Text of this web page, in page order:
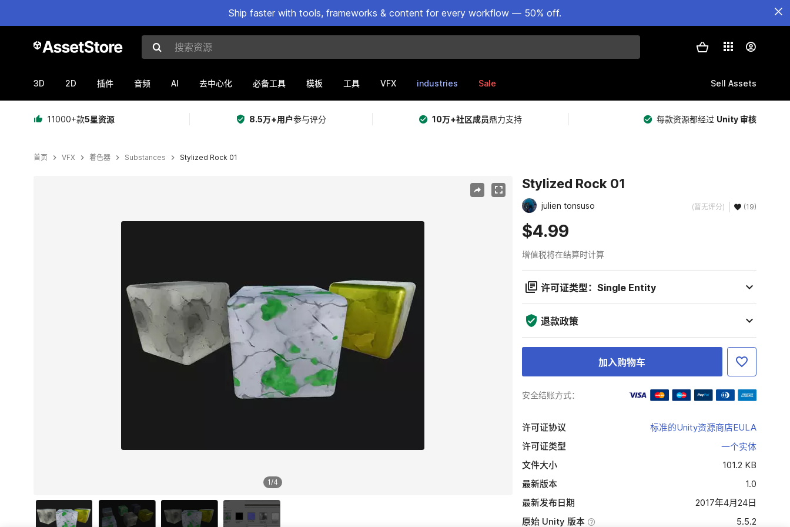
Ship faster with tools, frameworks & content for every workflow — 50% off.
搜索资源
3D 2D 插件 音频 AI 去中心化 必备工具 模板 工具 VFX industries Sale Sell Assets
11000+款5星资源 8.5万+用户参与评分 10万+社区成员鼎力支持 每款资源都经过 Unity 审核
首页 VFX 着色器 Substances Stylized Rock 01
1/4
Stylized Rock 01
julien tonsuso (暂无评分) (19)
$4.99
增值税将在结算时计算
许可证类型：Single Entity
退款政策
加入购物车
安全结账方式：
许可证协议
标准的Unity资源商店EULA
许可证类型
一个实体
文件大小
101.2 KB
最新版本
1.0
最新发布日期
2017年4月24日
原始 Unity 版本
5.5.2